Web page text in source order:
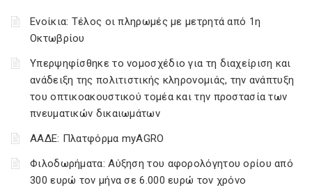
Ενοίκια: Τέλος οι πληρωμές με μετρητά από 1η
Οκτωβρίου
Υπερψηφίσθηκε το νομοσχέδιο για τη διαχείριση και
ανάδειξη της πολιτιστικής κληρονομιάς, την ανάπτυξη
του οπτικοακουστικού τομέα και την προστασία των
πνευματικών δικαιωμάτων
ΑΑΔΕ: Πλατφόρμα myAGRO
Φιλοδωρήματα: Αύξηση του αφορολόγητου ορίου από
300 ευρώ τον μήνα σε 6.000 ευρώ τον χρόνο